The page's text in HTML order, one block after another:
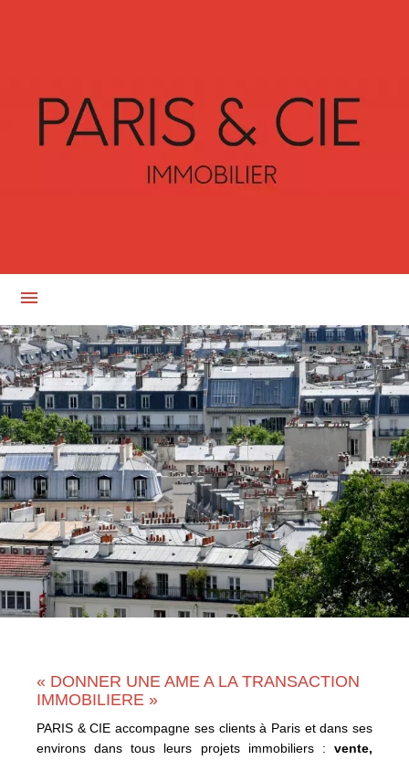
« DONNER UNE AME A LA TRANSACTION
IMMOBILIERE »
PARIS & CIE accompagne ses clients à Paris et dans ses
environs dans tous leurs projets immobiliers : vente,